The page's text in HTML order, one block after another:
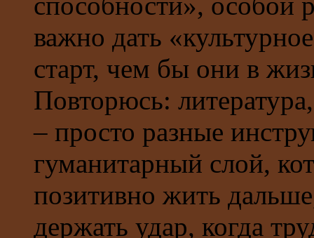
важно дать
старт, чем бы они в
Повторюсь:
– просто разные
гуманитарный слой,
позитивно жить
держать удар, когда